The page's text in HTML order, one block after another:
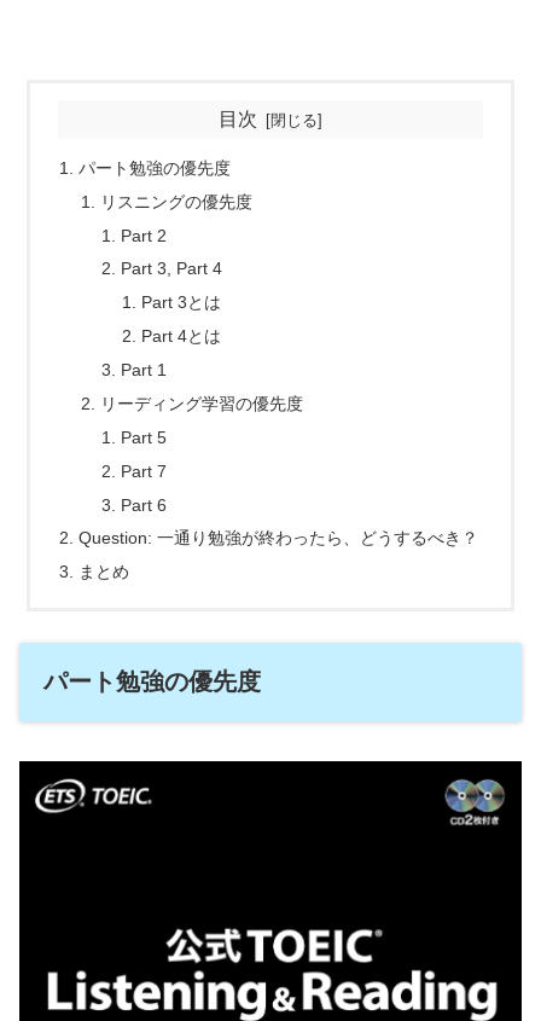
目次
パート勉強の優先度
リスニングの優先度
Part 2
Part 3, Part 4
Part 3とは
Part 4とは
Part 1
リーディング学習の優先度
Part 5
Part 7
Part 6
Question: 一通り勉強が終わったら、どうするべき？
まとめ
パート勉強の優先度